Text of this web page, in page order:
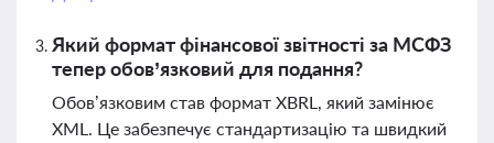
Який формат фінансової звітності за МСФЗ
тепер обов’язковий для подання?
Обов’язковим став формат XBRL, який замінює
XML. Це забезпечує стандартизацію та швидкий